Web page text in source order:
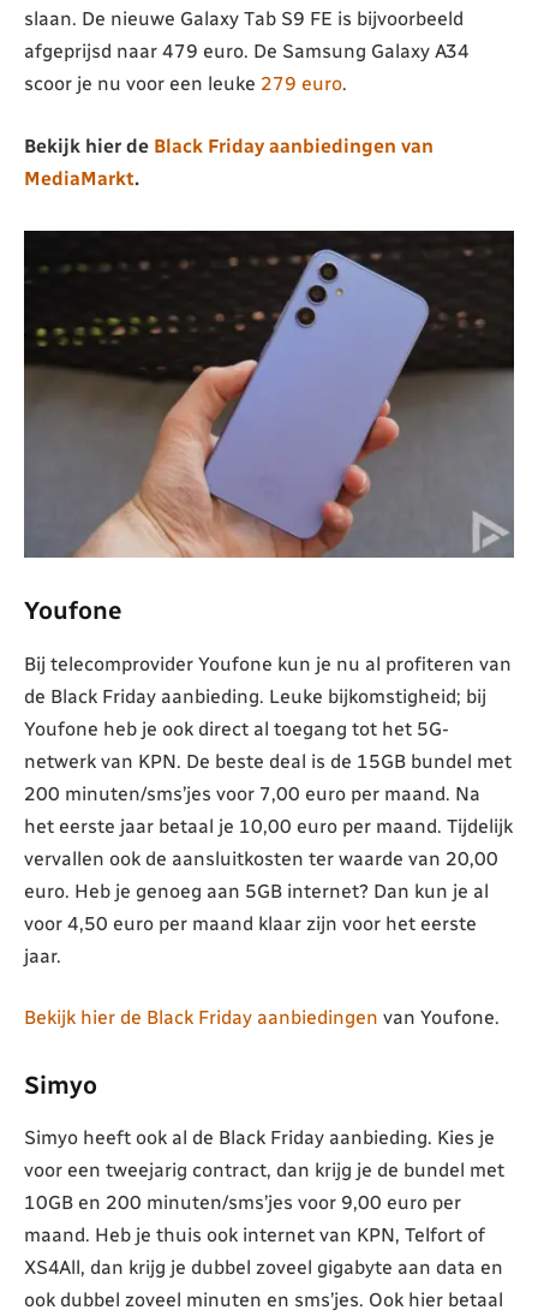
slaan. De nieuwe Galaxy Tab S9 FE is bijvoorbeeld
afgeprijsd naar 479 euro. De Samsung Galaxy A34
scoor je nu voor een leuke 279 euro.
Bekijk hier de Black Friday aanbiedingen van
MediaMarkt.
Youfone
Bij telecomprovider Youfone kun je nu al profiteren van
de Black Friday aanbieding. Leuke bijkomstigheid; bij
Youfone heb je ook direct al toegang tot het 5G-
netwerk van KPN. De beste deal is de 15GB bundel met
200 minuten/sms’jes voor 7,00 euro per maand. Na
het eerste jaar betaal je 10,00 euro per maand. Tijdelijk
vervallen ook de aansluitkosten ter waarde van 20,00
euro. Heb je genoeg aan 5GB internet? Dan kun je al
voor 4,50 euro per maand klaar zijn voor het eerste
jaar.
Bekijk hier de Black Friday aanbiedingen van Youfone.
Simyo
Simyo heeft ook al de Black Friday aanbieding. Kies je
voor een tweejarig contract, dan krijg je de bundel met
10GB en 200 minuten/sms’jes voor 9,00 euro per
maand. Heb je thuis ook internet van KPN, Telfort of
XS4All, dan krijg je dubbel zoveel gigabyte aan data en
ook dubbel zoveel minuten en sms’jes. Ook hier betaal